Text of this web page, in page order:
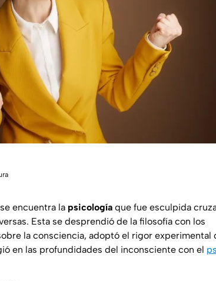
encuentra la psicología que fue esculpida
Esta se desprendió de la filosofía con los
la consciencia, adoptó el rigor experimental
en las profundidades del inconsciente con el